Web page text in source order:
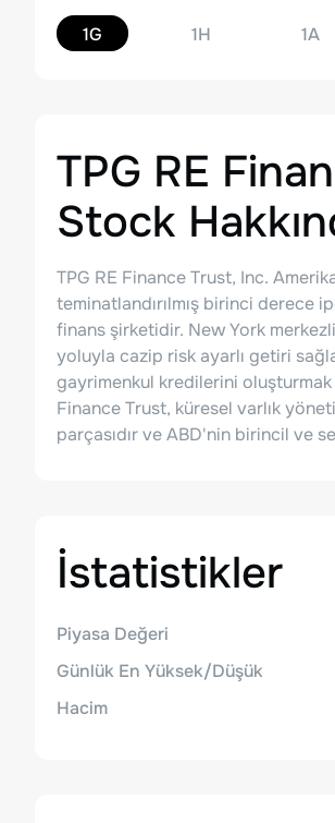
1G 1H 1A
TPG RE
Stock
TPG RE Finance Trust, Inc.
teminatlandırılmış birinci derece
finans şirketidir. New York
yoluyla cazip risk ayarlı getiri
gayrimenkul kredilerini
Finance Trust, küresel varlık
parçasıdır ve ABD'nin birincil ve
İstatistikler
Piyasa Değeri
Günlük En Yüksek/Düşük
Hacim